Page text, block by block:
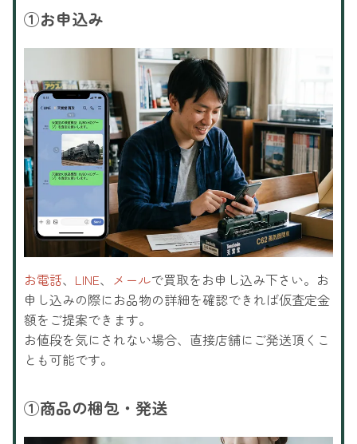
①お申込み
お電話、 LINE、 メールで買取をお申し込み下さい。お
申し込みの際にお品物の詳細を確認できれば仮査定金
額をご提案できます。
お値段を気にされない場合、直接店舗にご発送頂くこ
とも可能です。
①商品の梱包・発送